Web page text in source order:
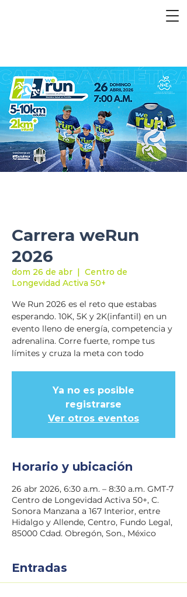
Carrera weRun
2026
dom 26 de abr
  |
Centro de
Longevidad Activa 50+
We Run 2026 es el reto que estabas
esperando. 10K, 5K y 2K(infantil) en un
evento lleno de energía, competencia y
adrenalina. Corre fuerte, rompe tus
límites y cruza la meta con todo
Ya no es posible
registrarse
Ver otros eventos
Horario y ubicación
26 abr 2026, 6:30 a.m. – 8:30 a.m. GMT-7
Centro de Longevidad Activa 50+, C.
Sonora Manzana a 167 Interior, entre
Hidalgo y Allende, Centro, Fundo Legal,
85000 Cdad. Obregón, Son., México
Entradas